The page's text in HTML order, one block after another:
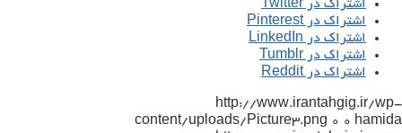
اشتراک در Twitter
اشتراک در Pinterest
اشتراک در LinkedIn
اشتراک در Tumblr
اشتراک در Reddit
http://www.irantahgig.ir/wp-
content/uploads/Picture3.png 0 0 hamida